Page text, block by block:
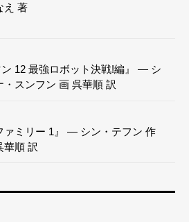
え 著
ン 12 最強ロボット決戦!編』 — シ
・スンフン 画 呉華順 訳
ァミリー 1』 — シン・テフン 作
華順 訳